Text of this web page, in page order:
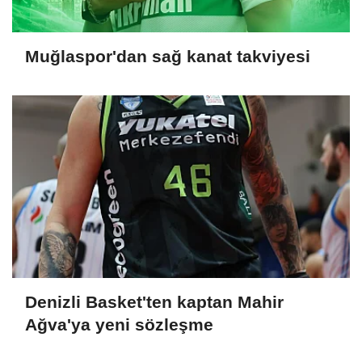
Muğlaspor'dan sağ kanat takviyesi
Denizli Basket'ten kaptan Mahir
Ağva'ya yeni sözleşme